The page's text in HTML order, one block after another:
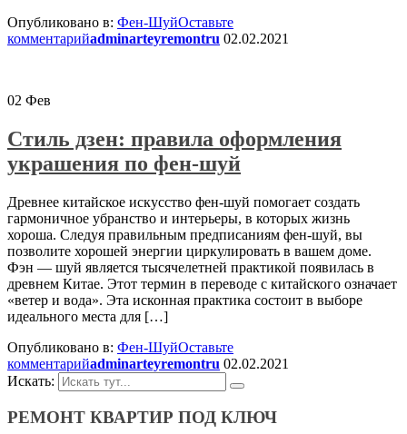
Опубликовано в: Фен-ШуйОставьте
комментарийadminarteyremontru 02.02.2021
02 Фев
Стиль дзен: правила оформления
украшения по фен-шуй
Древнее китайское искусство фен-шуй помогает создать
гармоничное убранство и интерьеры, в которых жизнь
хороша. Следуя правильным предписаниям фен-шуй, вы
позволите хорошей энергии циркулировать в вашем доме.
Фэн — шуй является тысячелетней практикой появилась в
древнем Китае. Этот термин в переводе с китайского означает
«ветер и вода». Эта исконная практика состоит в выборе
идеального места для […]
Опубликовано в: Фен-ШуйОставьте
комментарийadminarteyremontru 02.02.2021
Искать:
РЕМОНТ КВАРТИР ПОД КЛЮЧ